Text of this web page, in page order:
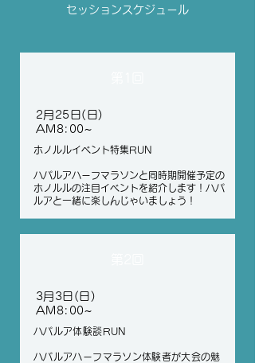
セッションスケジュール
2月25日(日 )
AM8:00~
​ホノルルイベント特集RUN
​ハパルアハーフマラソンと同時期開催予定の
ホノルルの注目イベントを紹介します！ハパ
ルアと一緒に楽しんじゃいましょう！
3月3日(日 )
AM8:00~
ハパルア体験談RUN
ハパルアハーフマラソン体験者が大会の魅